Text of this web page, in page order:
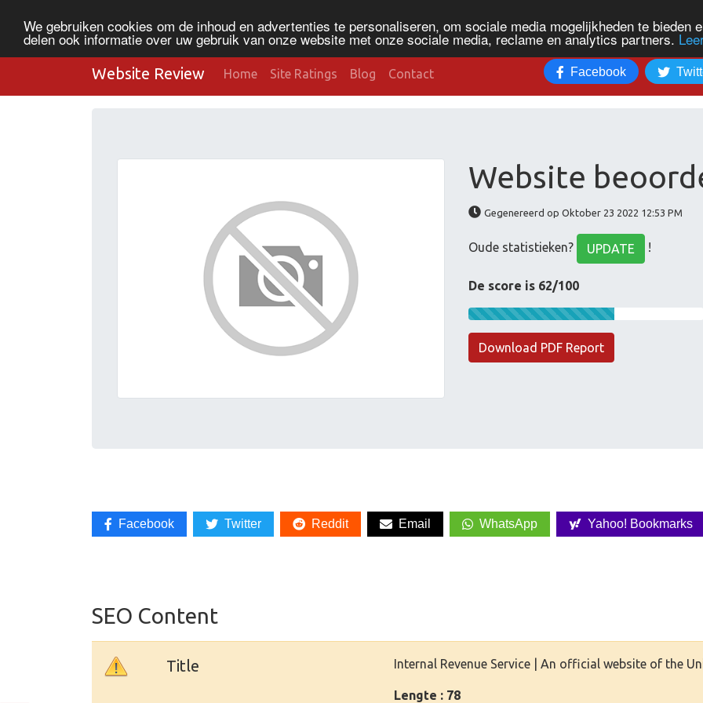
We gebruiken cookies om de inhoud en advertenties te personaliseren, om sociale media mogelijkheden te bieden
delen ook informatie over uw gebruik van onze website met onze sociale media, reclame en analytics partners.
Website Review Home Site Ratings Blog Contact Facebook
Website
Gegenereerd op Oktober 23 2022 12:53 PM
Oude statistieken? UPDATE !
De score is 62/100
Download PDF Report
Facebook Twitter Reddit Email WhatsApp Yahoo! Bookmarks
SEO Content
Title Internal Revenue Service | An official website of the
Lengte : 78